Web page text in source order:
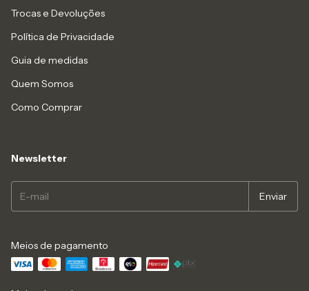
Trocas e Devoluções
Política de Privacidade
Guia de medidas
Quem Somos
Como Comprar
Newsletter
Meios de pagamento